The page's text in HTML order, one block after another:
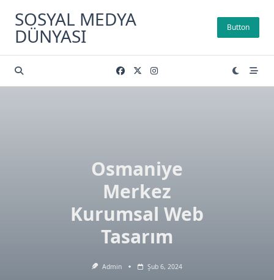
content
SOSYAL MEDYA
DÜNYASI Button
Osmaniye
Merkez
Kurumsal Web
Tasarım
Admin Şub 6, 2024